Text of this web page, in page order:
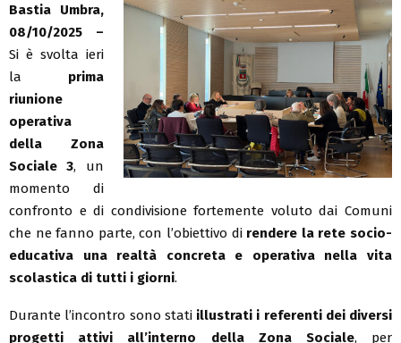
Bastia Umbra,
08/10/2025 –
Si è svolta ieri
la prima
riunione
operativa
della Zona
Sociale 3, un
momento di
confronto e di condivisione fortemente voluto dai Comuni
che ne fanno parte, con l’obiettivo di rendere la rete socio-
educativa una realtà concreta e operativa nella vita
scolastica di tutti i giorni.
Durante l’incontro sono stati illustrati i referenti dei diversi
progetti attivi all’interno della Zona Sociale, per